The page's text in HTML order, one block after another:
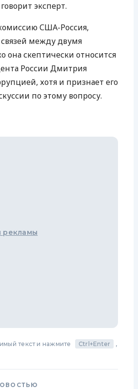
эксперт.
США-Россия,
связей между двумя
скептически относится
России Дмитрия
хотя и признает его
по этому вопросу.
рекламы
текст и нажмите Ctrl+Enter
,